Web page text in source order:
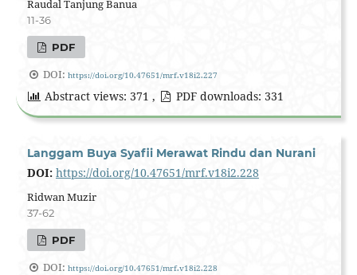
Raudal Tanjung Banua
11-36
PDF
DOI: https://doi.org/10.47651/mrf.v18i2.227
Abstract views: 371 , PDF downloads: 331
Langgam Buya Syafii Merawat Rindu dan Nurani
DOI: https://doi.org/10.47651/mrf.v18i2.228
Ridwan Muzir
37-62
PDF
DOI: https://doi.org/10.47651/mrf.v18i2.228